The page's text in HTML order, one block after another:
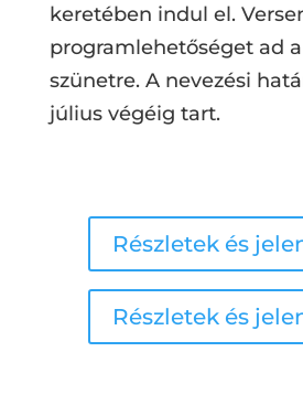
keretében indul el.
programlehetőséget ad
szünetre. A nevezési
július végéig tart.
Részletek és
Részletek és